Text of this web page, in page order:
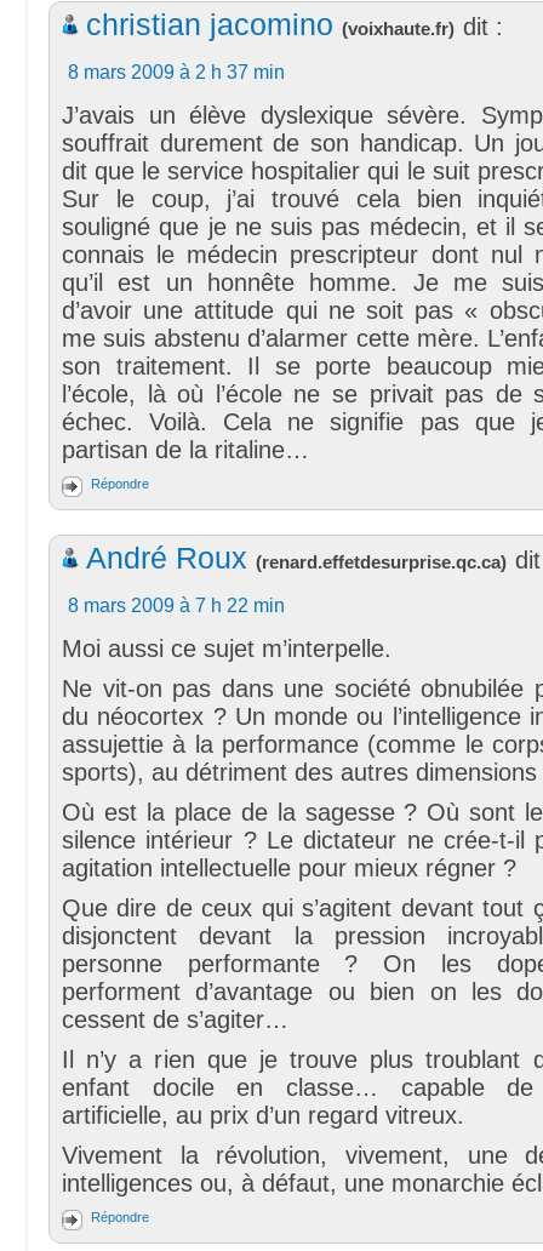
christian jacomino (voixhaute.fr) dit :
8 mars 2009 à 2 h 37 min
J’avais un élève dyslexique sévère.
souffrait durement de son handicap. Un
dit que le service hospitalier qui le suit
Sur le coup, j’ai trouvé cela bien
souligné que je ne suis pas médecin, et il
connais le médecin prescripteur dont nul
qu’il est un honnête homme. Je me
d’avoir une attitude qui ne soit pas «
me suis abstenu d’alarmer cette mère.
son traitement. Il se porte beaucoup
l’école, là où l’école ne se privait pas de
échec. Voilà. Cela ne signifie pas que
partisan de la ritaline…
Répondre
André Roux (renard.effetdesurprise.qc.ca)
8 mars 2009 à 7 h 22 min
Moi aussi ce sujet m’interpelle.
Ne vit-on pas dans une société obnubilée
du néocortex ? Un monde ou l’intelligence
assujettie à la performance (comme le
sports), au détriment des autres dimensions
Où est la place de la sagesse ? Où sont
silence intérieur ? Le dictateur ne crée-t-il
agitation intellectuelle pour mieux régner ?
Que dire de ceux qui s’agitent devant tout
disjonctent devant la pression
personne performante ? On les
performent d’avantage ou bien on les
cessent de s’agiter…
Il n’y a rien que je trouve plus troublant
enfant docile en classe… capable de
artificielle, au prix d’un regard vitreux.
Vivement la révolution, vivement, une
intelligences ou, à défaut, une monarchie
Répondre